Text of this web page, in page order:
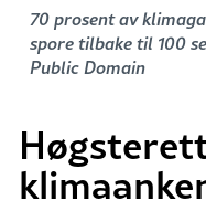
70 prosent av
spore tilbake til 100
Public Domain